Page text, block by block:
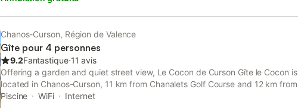
sorties de la région.Bienvenue chez ninette!!
Chanos-Curson, Région de Valence
Gîte pour 4 personnes
9.2Fantastique⋅11 avis
Offering a garden and quiet street view, Le Cocon de Curson Gîte le Cocon is
located in Chanos-Curson, 11 km from Chanalets Golf Course and 12 km from
International Shoe Museum.
Piscine WiFi Internet